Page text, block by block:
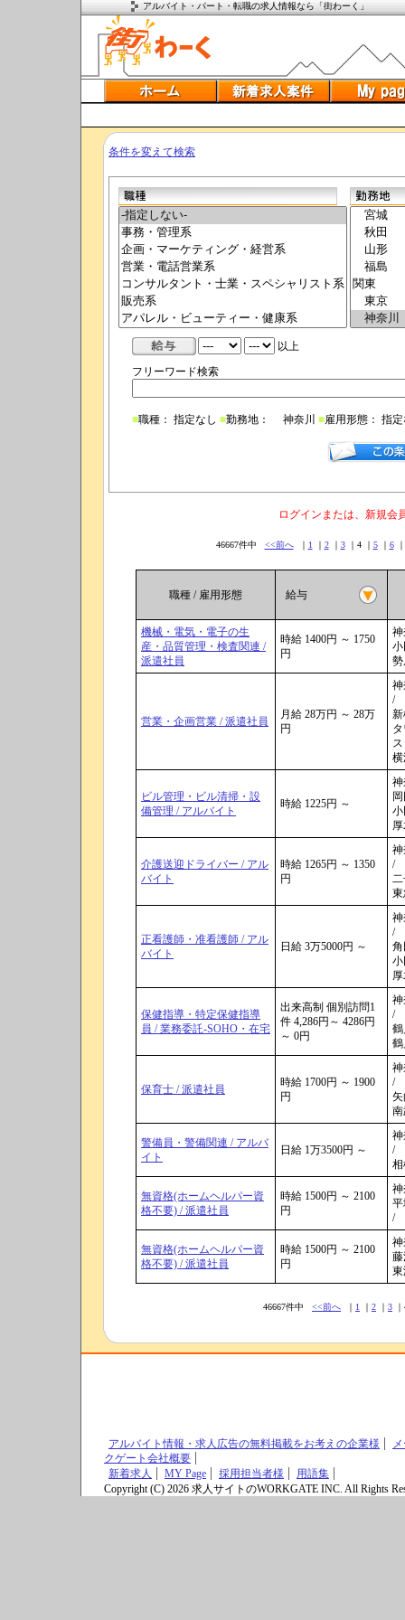
アルバイト・パート・転職の求人情報なら「街わーく」
条件を変えて検索
以上
フリーワード検索
■職種： 指定なし ■勤務地： 神奈川 ■雇用形態： 指
ログインまたは、新規会
46667件中 <<前へ｜ 1 ｜ 2｜ 3｜4 ｜ 5｜ 6｜
職種 / 雇用形態 給与
機械・電気・電子の生
産・品質管理・検査関連 /
派遣社員
時給 1400円 ～ 1750
円
神
営業・企画営業 / 派遣社員
月給 28万円 ～ 28万
円
/
新
横
ビル管理・ビル清掃・設
備管理 / アルバイト
時給 1225円 ～
神
介護送迎ドライバー / アル
バイト
時給 1265円 ～ 1350
円
/
二
東
正看護師・准看護師 / アル
バイト
日給 3万5000円 ～
/
角
保健指導・特定保健指導
員 / 業務委託-SOHO・在宅
出来高制 個別訪問1
件 4,286円～ 4286円
～ 0円
/
鶴
鶴
保育士 / 派遣社員
時給 1700円 ～ 1900
円
/
矢
南
警備員・警備関連 / アルバ
イト
日給 1万3500円 ～
/
相
無資格(ホームヘルパー資
格不要) / 派遣社員
時給 1500円 ～ 2100
円
神
平
/
無資格(ホームヘルパー資
格不要) / 派遣社員
時給 1500円 ～ 2100
円
神
藤
東
46667件中 <<前へ ｜ 1 ｜ 2 ｜ 3
アルバイト情報・求人広告の無料掲載をお考えの企業様
クゲート会社概要
新着求人
MY Page 採用担当者様
用語集
Copyright (C) 2026 求人サイトのWORKGATE INC. All Rights